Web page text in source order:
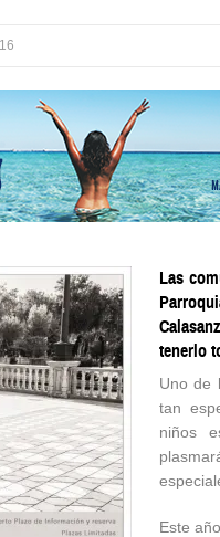
Las
tenerlo
Uno de
tan
niños
Este